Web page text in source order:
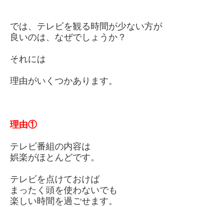
では、テレビを観る時間が少ない方が
良いのは、なぜでしょうか？
それには
理由がいくつかあります。
理由①
テレビ番組の内容は
娯楽がほとんどです。
テレビを点けておけば
まったく頭を使わないでも
楽しい時間を過ごせます。